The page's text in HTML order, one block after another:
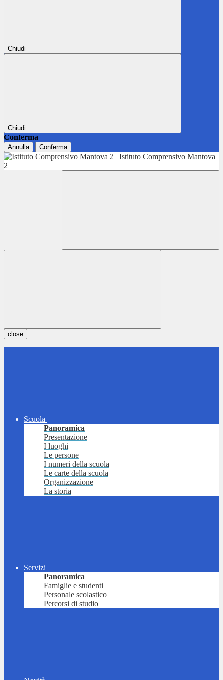
Chiudi
Chiudi
Conferma
Annulla Conferma
Istituto Comprensivo Mantova
2
close
Scuola
Panoramica
Presentazione
I luoghi
Le persone
I numeri della scuola
Le carte della scuola
Organizzazione
La storia
Servizi
Panoramica
Famiglie e studenti
Personale scolastico
Percorsi di studio